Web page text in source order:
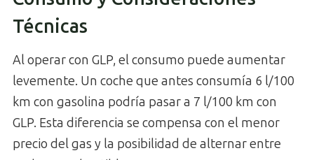
Técnicas
Al operar con GLP, el consumo puede aumentar
levemente. Un coche que antes consumía 6 l/100
km con gasolina podría pasar a 7 l/100 km con
GLP. Esta diferencia se compensa con el menor
precio del gas y la posibilidad de alternar entre